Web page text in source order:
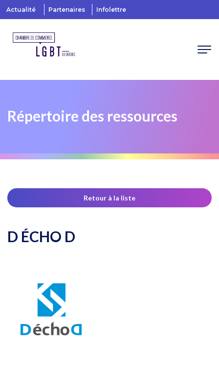
Actualité Partenaires Infolettre
Répertoire des ressources
Retour à la liste
D ÉCHO D